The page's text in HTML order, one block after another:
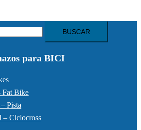
para BICI
Fat Bike
Pista
– Ciclocross